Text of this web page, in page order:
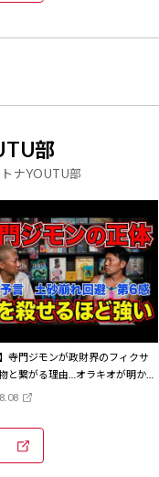
部
ナYOUTU部
】寺門ジモンが政財界のフィクサ
と繋がる理由…オラキオが明かす
はマジで人を●せるほど強
“第6感”がヤバすぎる